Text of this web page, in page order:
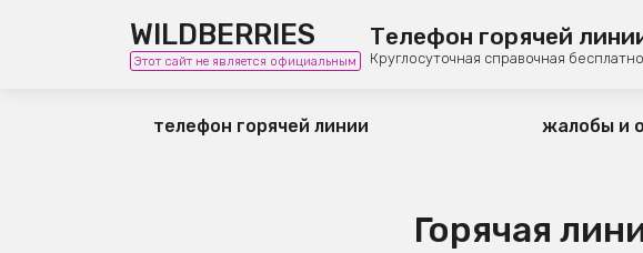
WILDBERRIES
Этот сайт не является официальным
Телефон горячей
Круглосуточная справочная бесплатно
телефон горячей линии жалобы и
Горячая